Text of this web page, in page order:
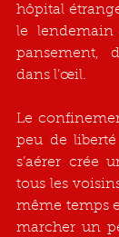
hôpital
le
pansement,
dans l’œil.
Le
peu de
s’aérer crée
tous les
même temps
marcher un